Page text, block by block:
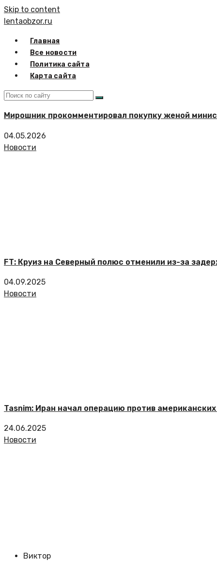
Skip to content
lentaobzor.ru
Главная
Все новости
Политика сайта
Карта сайта
Мирошник прокомментировал покупку женой
04.05.2026
Новости
FT: Круиз на Северный полюс отменили из-за
04.09.2025
Новости
Tasnim: Иран начал операцию против
24.06.2025
Новости
Виктор